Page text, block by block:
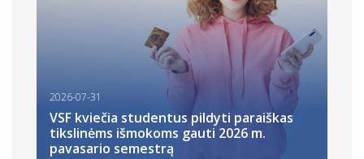
2026-07-31
VSF kviečia studentus pildyti paraiškas
tikslinėms išmokoms gauti 2026 m.
pavasario semestrą